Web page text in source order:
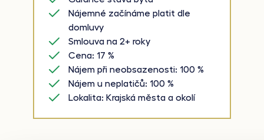
Nájemné začínáme platit dle
domluvy
Smlouva na 2+ roky
Cena: 17 %
Nájem při neobsazenosti: 100 %
Nájem u neplatičů: 100 %
Lokalita: Krajská města a okolí